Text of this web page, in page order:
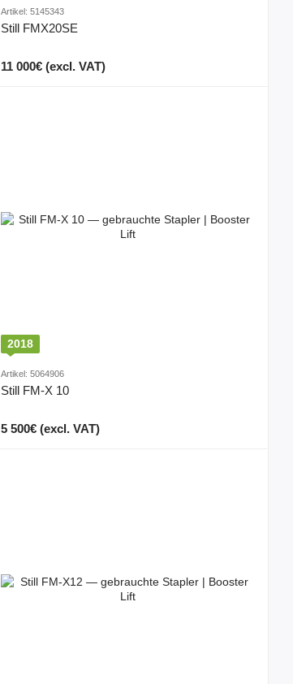
Artikel: 5145343
Still FMX20SE
11 000€ (excl. VAT)
2018
Artikel: 5064906
Still FM-X 10
5 500€ (excl. VAT)